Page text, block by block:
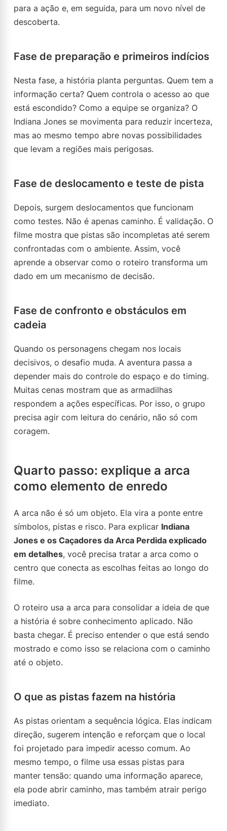
para a ação e, em seguida, para um novo nível de
descoberta.
Fase de preparação e primeiros indícios
Nesta fase, a história planta perguntas. Quem tem a
informação certa? Quem controla o acesso ao que
está escondido? Como a equipe se organiza? O
Indiana Jones se movimenta para reduzir incerteza,
mas ao mesmo tempo abre novas possibilidades
que levam a regiões mais perigosas.
Fase de deslocamento e teste de pista
Depois, surgem deslocamentos que funcionam
como testes. Não é apenas caminho. É validação. O
filme mostra que pistas são incompletas até serem
confrontadas com o ambiente. Assim, você
aprende a observar como o roteiro transforma um
dado em um mecanismo de decisão.
Fase de confronto e obstáculos em
cadeia
Quando os personagens chegam nos locais
decisivos, o desafio muda. A aventura passa a
depender mais do controle do espaço e do timing.
Muitas cenas mostram que as armadilhas
respondem a ações específicas. Por isso, o grupo
precisa agir com leitura do cenário, não só com
coragem.
Quarto passo: explique a arca
como elemento de enredo
A arca não é só um objeto. Ela vira a ponte entre
símbolos, pistas e risco. Para explicar Indiana
Jones e os Caçadores da Arca Perdida explicado
em detalhes, você precisa tratar a arca como o
centro que conecta as escolhas feitas ao longo do
filme.
O roteiro usa a arca para consolidar a ideia de que
a história é sobre conhecimento aplicado. Não
basta chegar. É preciso entender o que está sendo
mostrado e como isso se relaciona com o caminho
até o objeto.
O que as pistas fazem na história
As pistas orientam a sequência lógica. Elas indicam
direção, sugerem intenção e reforçam que o local
foi projetado para impedir acesso comum. Ao
mesmo tempo, o filme usa essas pistas para
manter tensão: quando uma informação aparece,
ela pode abrir caminho, mas também atrair perigo
imediato.